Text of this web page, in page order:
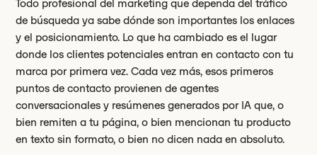
Todo profesional del marketing que dependa del tráfico
de búsqueda ya sabe dónde son importantes los enlaces
y el posicionamiento. Lo que ha cambiado es el lugar
donde los clientes potenciales entran en contacto con tu
marca por primera vez. Cada vez más, esos primeros
puntos de contacto provienen de agentes
conversacionales y resúmenes generados por IA que, o
bien remiten a tu página, o bien mencionan tu producto
en texto sin formato, o bien no dicen nada en absoluto.